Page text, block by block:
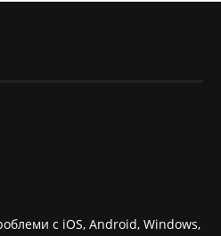
с iOS, Android, Windows,